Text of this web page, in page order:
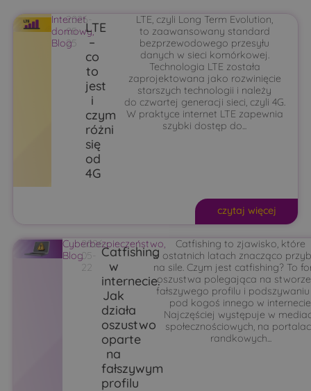
Internet
domowy,
Blog
2026-
05-
25
LTE
–
co
to
jest
i
czym
różni
się
od
4G
LTE, czyli Long Term Evolution,
to zaawansowany standard
bezprzewodowego przesyłu
danych w sieci komórkowej.
Technologia LTE została
zaprojektowana jako rozwinięcie
starszych technologii i należy
do czwartej generacji sieci, czyli 4G.
W praktyce internet LTE zapewnia
szybki dostęp do...
czytaj więcej
Cyberbezpieczeństwo,
Blog
2026-
05-
22
Catfishing
w
internecie.
Jak
działa
oszustwo
oparte
na
fałszywym
profilu
Catfishing to zjawisko, które
w ostatnich latach znacząco
na sile. Czym jest catfishing? To
oszustwa polegająca na
fałszywego profilu i
pod kogoś innego w
Najczęściej występuje w
społecznościowych, na
randkowych...